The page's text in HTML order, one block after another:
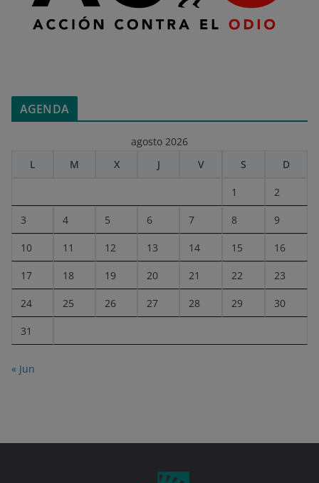
AGENDA
agosto 2026
L
M X J V S D
1 2
3 4 5 6 7 8 9
10 11 12 13 14 15 16
17 18 19 20 21 22 23
24 25 26 27 28 29 30
31
« Jun